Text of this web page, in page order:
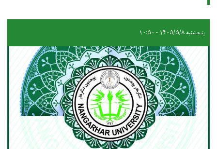
پنجشنبه ۱۴۰۵/۵/۸ - ۱۰:۵۰